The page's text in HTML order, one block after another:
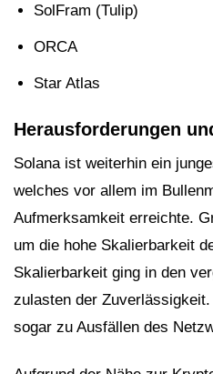
SolFram (Tulip)
ORCA
Star Atlas
Herausforderungen
Solana ist weiterhin ein
welches vor allem im
Aufmerksamkeit erreichte.
um die hohe Skalierbarkeit
Skalierbarkeit ging in den
zulasten der
sogar zu Ausfällen des